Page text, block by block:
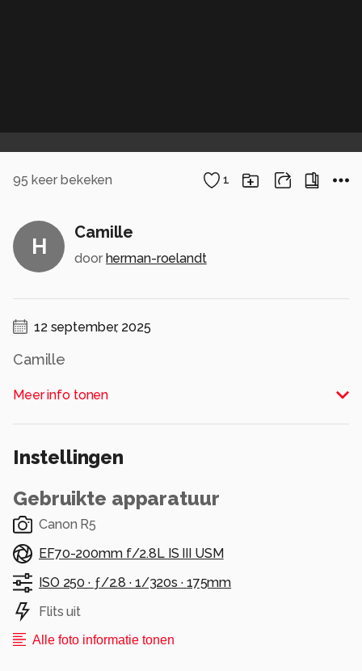
95 keer bekeken 1
H
Camille
door herman-roelandt
12 september, 2025
Camille
Alle rechten voorbehouden
Meer info tonen
Instellingen
Gebruikte apparatuur
Canon R5
EF70-200mm f/2.8L IS III USM
ISO 250 · ƒ/2.8 · 1/320s · 175mm
Flits uit
Alle foto informatie tonen